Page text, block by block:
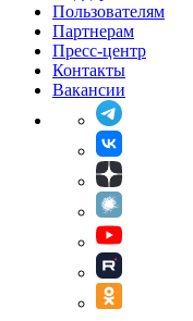
Пользователям
Партнерам
Пресс-центр
Контакты
Вакансии